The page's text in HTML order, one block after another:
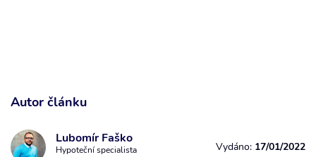
Autor článku
Lubomír Faško
Hypoteční specialista Vydáno: 17/01/2022